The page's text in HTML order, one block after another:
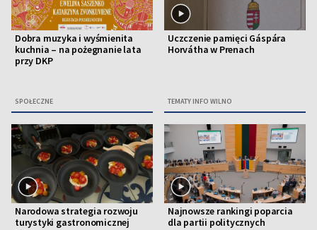
Dobra muzyka i wyśmienita
kuchnia – na pożegnanie lata
przy DKP
SPOŁECZNE
Uczczenie pamięci Gáspára
Horvátha w Prenach
TEMATY INFO WILNO
Narodowa strategia rozwoju
turystyki gastronomicznej
Najnowsze rankingi poparcia
dla partii politycznych